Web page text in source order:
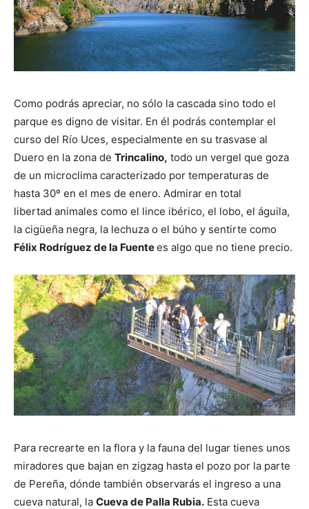
Como podrás apreciar, no sólo la cascada sino todo el
parque es digno de visitar. En él podrás contemplar el
curso del Río Uces, especialmente en su trasvase al
Duero en la zona de Trincalino, todo un vergel que goza
de un microclima caracterizado por temperaturas de
hasta 30º en el mes de enero. Admirar en total
libertad animales como el lince ibérico, el lobo, el águila,
la cigüeña negra, la lechuza o el búho y sentirte como
Félix Rodríguez de la Fuentees algo que no tiene precio.
Para recrearte en la flora y la fauna del lugar tienes unos
miradores que bajan en zigzag hasta el pozo por la parte
de Pereña, dónde también observarás el ingreso a una
cueva natural, la Cueva de Palla Rubia. Esta cueva